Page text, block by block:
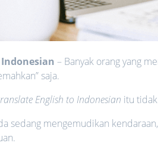
– Banyak orang yang
saja.
English to Indonesian itu
sedang mengemudikan